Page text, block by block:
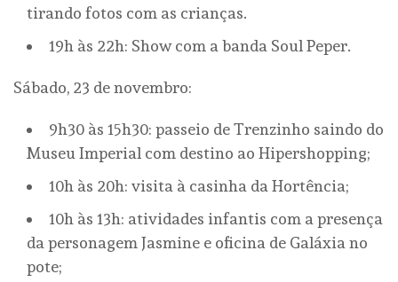
tirando fotos com as crianças.
19h às 22h: Show com a banda Soul Peper.
Sábado, 23 de novembro:
9h30 às 15h30: passeio de Trenzinho saindo do
Museu Imperial com destino ao Hipershopping;
10h às 20h: visita à casinha da Hortência;
10h às 13h: atividades infantis com a presença
da personagem Jasmine e oficina de Galáxia no
pote;